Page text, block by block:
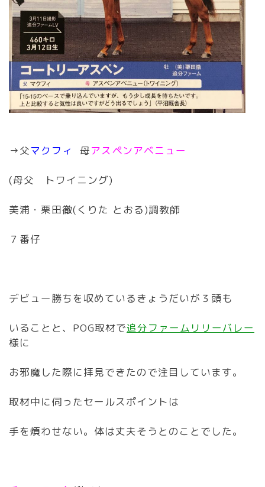
→父マクフィ 母アスペンアベニュー
(母父 トワイニング)
美浦・栗田徹(くりた とおる)調教師
７番仔
デビュー勝ちを収めているきょうだいが３頭も
いることと、POG取材で追分ファームリリーバレー
様に
お邪魔した際に拝見できたので注目しています。
取材中に伺ったセールスポイントは
手を煩わせない。体は丈夫そうとのことでした。